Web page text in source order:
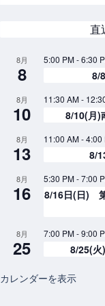
直
8月
8
5:00 PM-6:30
8/
8月
10
11:30 AM-
8/10(月)
8月
13
11:00 AM-4:00
8/
8月
16
5:30 PM-7:00
8/16日(日)
8月
25
7:00 PM-9:00
8/25(火
カレンダーを表示